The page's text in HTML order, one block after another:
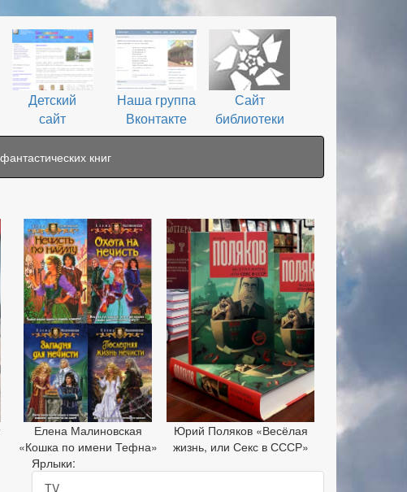
Детский
сайт
Наша группа
Вконтакте
Сайт
библиотеки
книг
Елена Малиновская
«Кошка по имени Тефна»
Юрий Поляков «Весёлая
жизнь, или Секс в СССР»
Ярлыки:
TV